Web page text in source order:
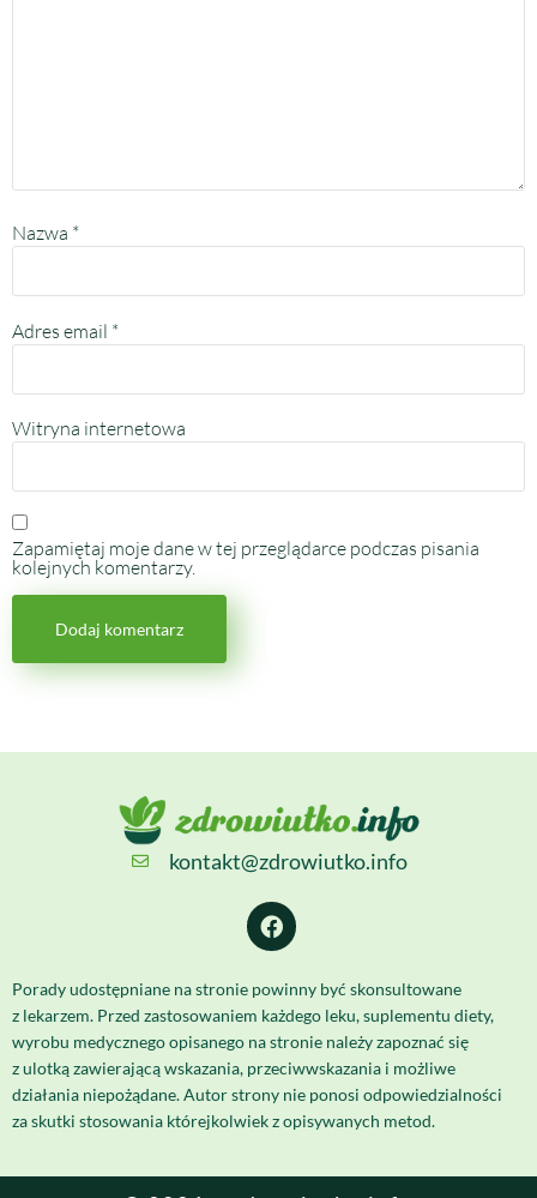
Nazwa *
Adres email *
Witryna internetowa
Zapamiętaj moje dane w tej przeglądarce podczas pisania
kolejnych komentarzy.
kontakt@zdrowiutko.info
Porady udostępniane na stronie powinny być skonsultowane
z lekarzem. Przed zastosowaniem każdego leku, suplementu diety,
wyrobu medycznego opisanego na stronie należy zapoznać się
z ulotką zawierającą wskazania, przeciwwskazania i możliwe
działania niepożądane. Autor strony nie ponosi odpowiedzialności
za skutki stosowania którejkolwiek z opisywanych metod.